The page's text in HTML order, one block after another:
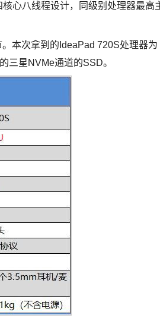
心八线程设计，同级别处理器最高
本次拿到的IdeaPad 720S处理器为
三星NVMe通道的SSD。